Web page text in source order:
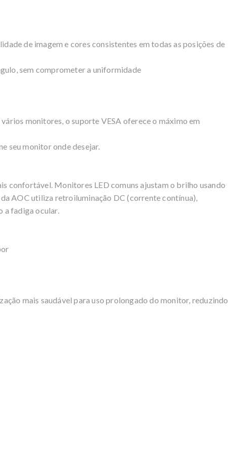
de imagem e cores consistentes em todas as posições de
sem comprometer a uniformidade
monitores, o suporte VESA oferece o máximo em
seu monitor onde desejar.
confortável. Monitores LED comuns ajustam o brilho usando
AOC utiliza retroiluminação DC (corrente contínua),
a fadiga ocular.
mais saudável para uso prolongado do monitor, reduzindo